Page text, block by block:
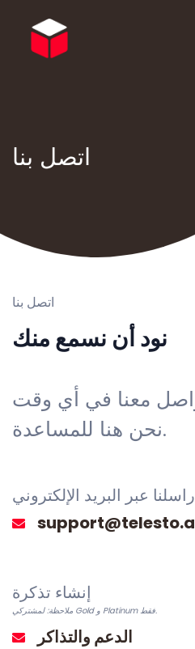
اتصل بنا
اتصل بنا
نود أن نسمع منك
نحن هنا للمساعدة.
راسلنا عبر البريد الإلكتروني
إنشاء تذكرة
ملاحظة: لمشتركي Gold و Platinum فقط.
الدعم والتذاكر